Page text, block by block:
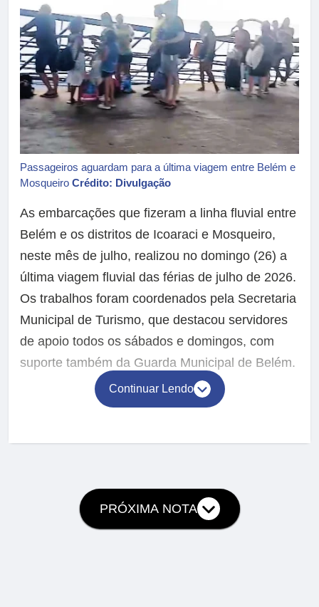
Passageiros aguardam para a última viagem entre Belém e
Mosqueiro Crédito: Divulgação
As embarcações que fizeram a linha fluvial entre
Belém e os distritos de Icoaraci e Mosqueiro,
neste mês de julho, realizou no domingo (26) a
última viagem fluvial das férias de julho de 2026.
Os trabalhos foram coordenados pela Secretaria
Municipal de Turismo, que destacou servidores
de apoio todos os sábados e domingos, com
suporte também da Guarda Municipal de Belém.
Continuar Lendo
PRÓXIMA NOTA